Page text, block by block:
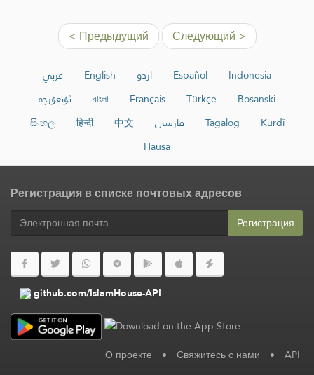
< Предыдущий Следующий >
عربي English اردو Español
Indonesia
ئۇيغۇرچە
বাংলা Français Türkçe
Bosanski
සිංහල
हिन्दी 中文 فارسی Tagalog
Kurdî
Hausa
Регистрация в списке почтовых адресов
Регистрация
github.com/IslamHouse-API
О проекте • Свяжитесь с нами • API